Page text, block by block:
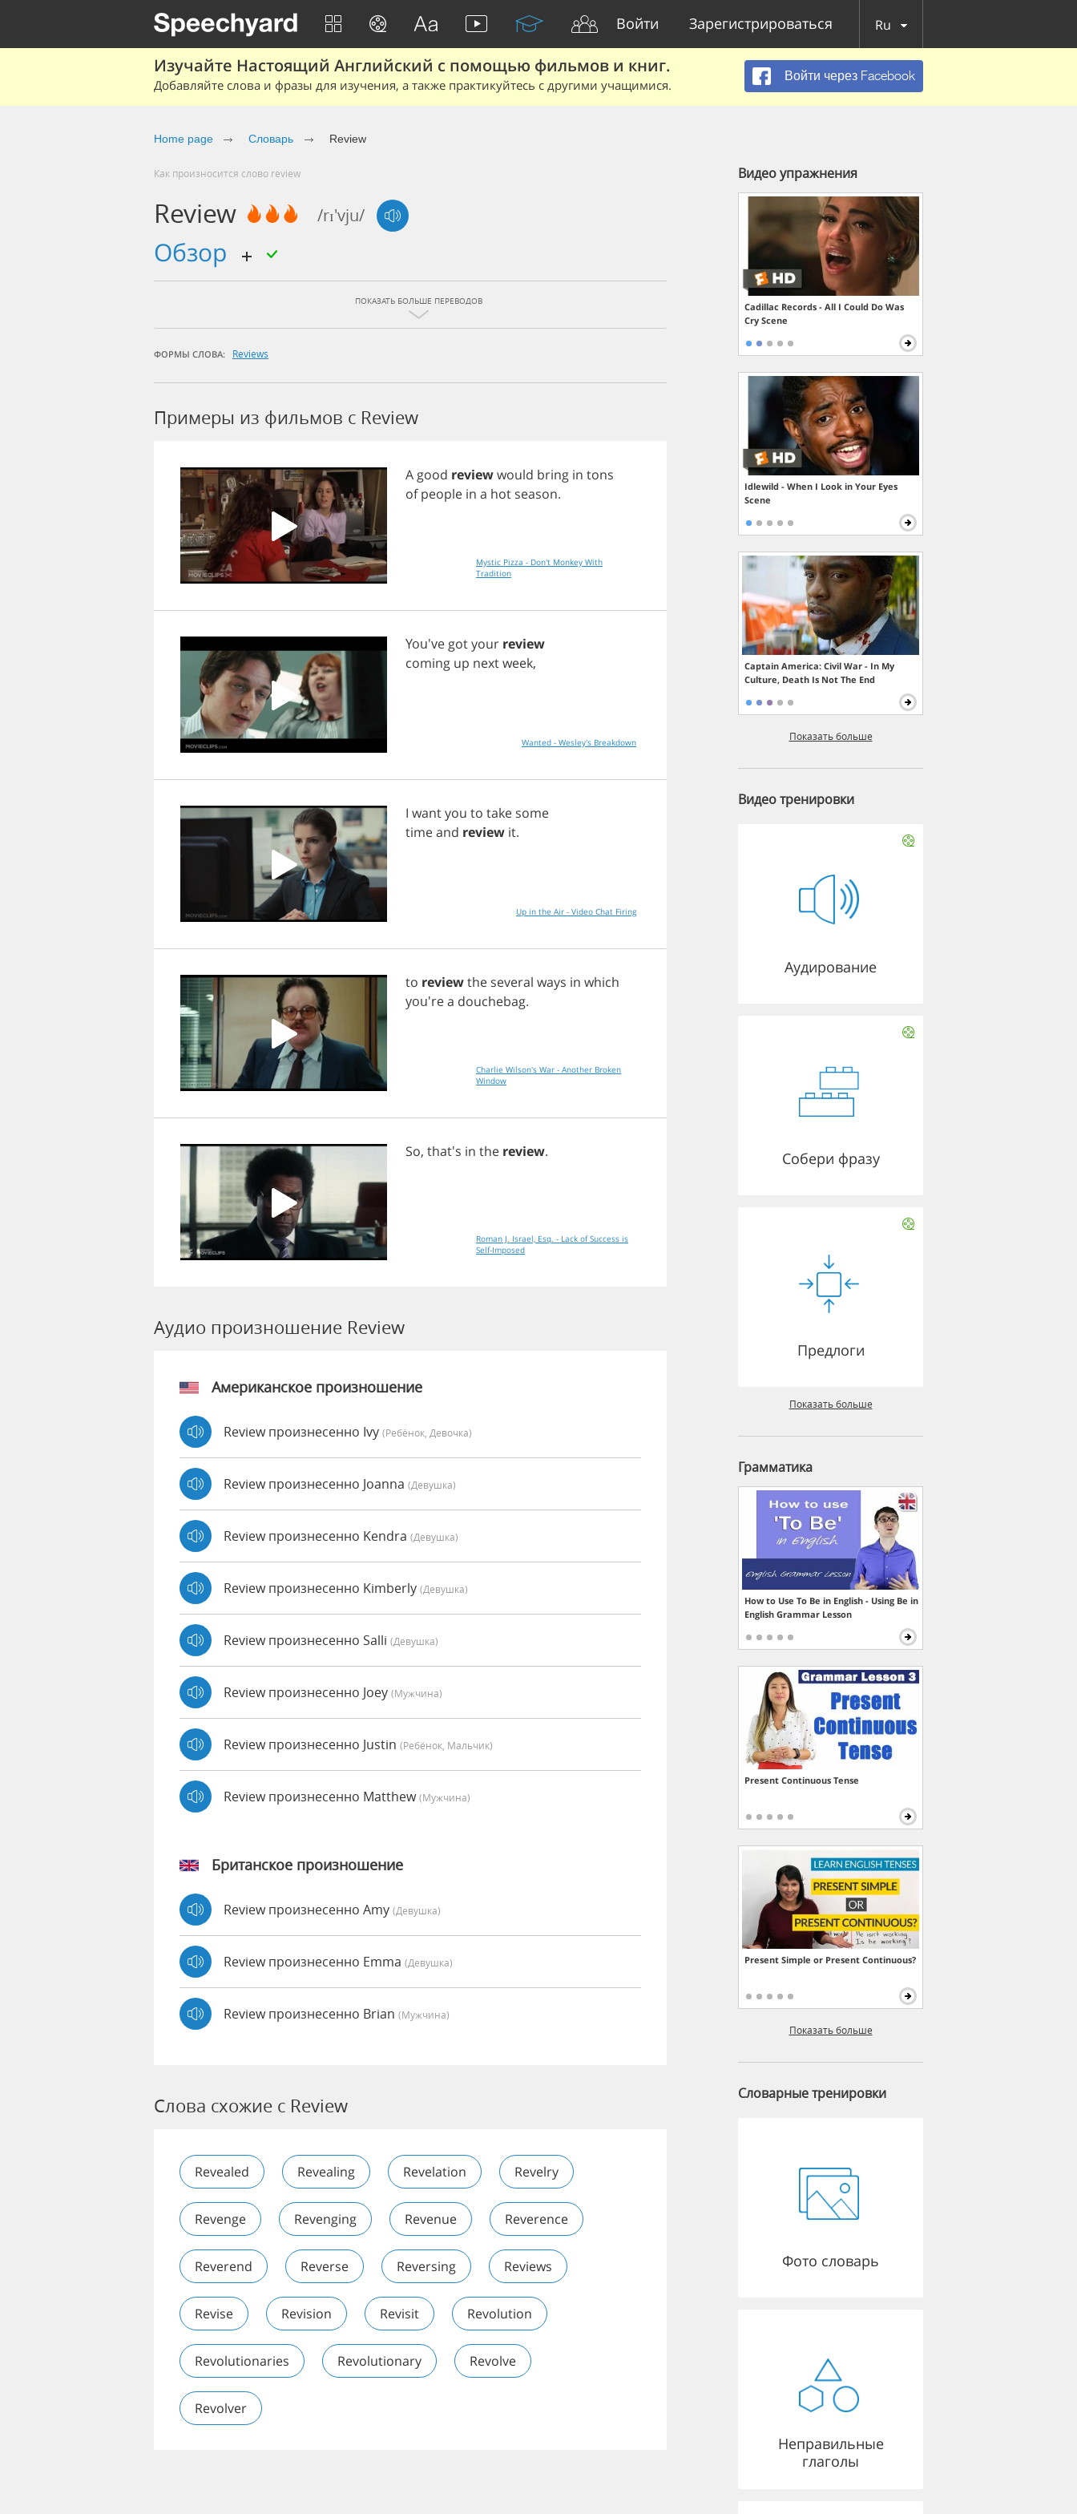
Войти Зарегистрироваться Ru
Изучайте Настоящий Английский с помощью фильмов и книг.
Добавляйте слова и фразы для изучения, а также практикуйтесь с другими учащимися.
Войти через Facebook
Home page Словарь Review
Как произносится слово review
Review /rɪ'vju/
обзор
ПОКАЗАТЬ БОЛЬШЕ ПЕРЕВОДОВ
ФОРМЫ СЛОВА: Reviews
Примеры из фильмов c Review
A good reviewwould bring in tons
of people in a hot season.
Mystic Pizza - Don't Monkey With
Tradition
You've gotyour review
coming up nextweek,
Wanted - Wesley's Breakdown
I wantyou to take some
timeand review it.
Up in the Air - Video Chat Firing
to reviewthe several ways in which
you'rea douchebag.
Charlie Wilson's War - Another Broken
Window
So, that's in the review.
Roman J. Israel, Esq. - Lack of Success is
Self-Imposed
Аудио произношение Review
Американское произношение
Review произнесенно Ivy (Ребёнок, Девочка)
Review произнесенно Joanna (девушка)
Review произнесенно Kendra (девушка)
Review произнесенно Kimberly (девушка)
Review произнесенно Salli (девушка)
Review произнесенно Joey (мужчина)
Review произнесенно Justin (Ребёнок, Мальчик)
Review произнесенно Matthew(мужчина)
Британское произношение
Review произнесенно Amy (девушка)
Review произнесенно Emma (девушка)
Review произнесенно Brian (мужчина)
Слова схожие с Review
Revealed Revealing Revelation Revelry
Revenge Revenging Revenue Reverence
Reverend Reverse Reversing Reviews
Revise Revision Revisit Revolution
Revolutionaries Revolutionary Revolve
Revolver
Видео упражнения
Cadillac Records - All I Could Do Was
Cry Scene
Idlewild - When I Look in Your Eyes
Scene
Captain America: Civil War - In My
Culture, Death Is Not The End
Показать больше
Видео тренировки
Аудирование
Собери фразу
Предлоги
Показать больше
Грамматика
How to Use To Be in English - Using Be in
English Grammar Lesson
Present Continuous Tense
Present Simple or Present Continuous?
Показать больше
Словарные тренировки
Фото словарь
Неправильные
глаголы